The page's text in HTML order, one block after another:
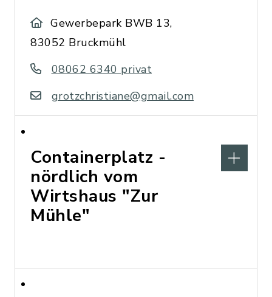
Gewerbepark BWB 13,
83052 Bruckmühl
08062 6340 privat
grotzchristiane@gmail.com
Containerplatz -
nördlich vom
Wirtshaus "Zur
Mühle"